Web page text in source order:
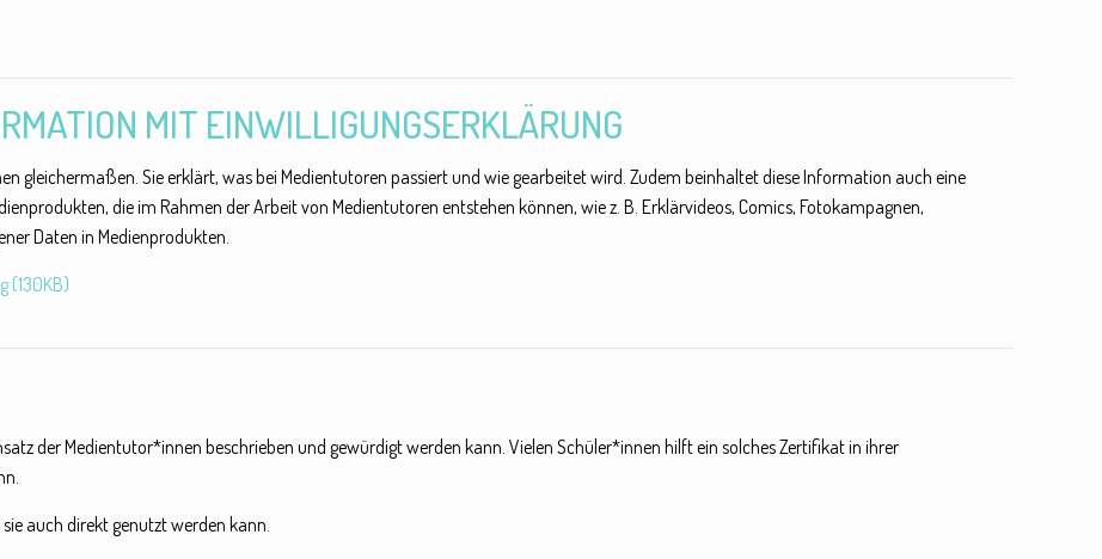
MIT EINWILLIGUNGSERKLÄRUNG
gleichermaßen. Sie erklärt, was bei Medientutoren passiert und wie gearbeitet wird. Zudem beinhaltet diese Information auch eine
die im Rahmen der Arbeit von Medientutoren entstehen können, wie z. B. Erklärvideos, Comics, Fotokampagnen,
Daten in Medienprodukten.
(130KB)
der Medientutor*innen beschrieben und gewürdigt werden kann. Vielen Schüler*innen hilft ein solches Zertifikat in ihrer
auch direkt genutzt werden kann.